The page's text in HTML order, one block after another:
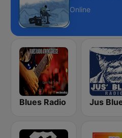
Online
Blues Radio